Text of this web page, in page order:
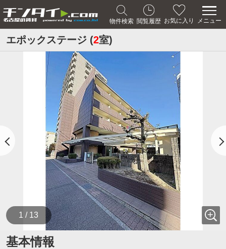
物件検索 閲覧履歴 お気に入り メニュー
エポックステージ (2室)
1 / 13
基本情報